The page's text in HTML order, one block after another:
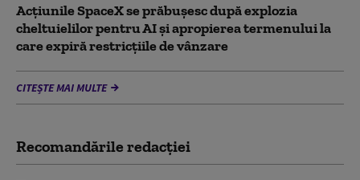
Acţiunile SpaceX se prăbuşesc după explozia
cheltuielilor pentru AI şi apropierea termenului la
care expiră restricţiile de vânzare
CITEȘTE MAI MULTE
Recomandările redacţiei